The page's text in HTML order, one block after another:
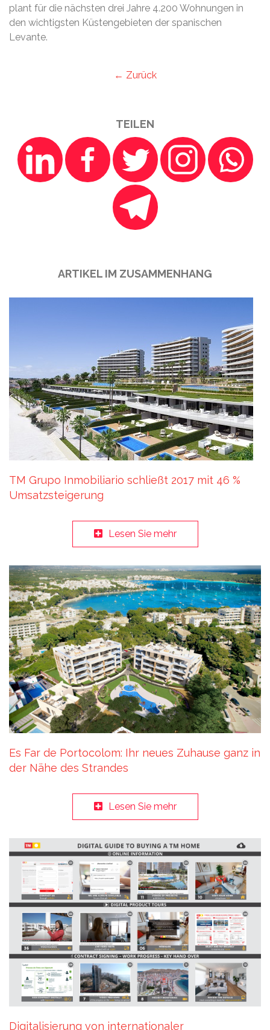
plant für die nächsten drei Jahre 4.200 Wohnungen in
den wichtigsten Küstengebieten der spanischen
Levante.
← Zurück
TEILEN
ARTIKEL IM ZUSAMMENHANG
TM Grupo Inmobiliario schließt 2017 mit 46 %
Umsatzsteigerung
Lesen Sie mehr
Es Far de Portocolom: Ihr neues Zuhause ganz in
der Nähe des Strandes
Lesen Sie mehr
Digitalisierung von internationaler